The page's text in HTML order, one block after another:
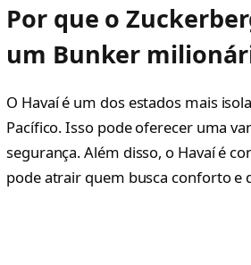
Por que o
um Bunker
O Havaí é um dos estados mais
Pacífico. Isso pode oferecer uma
segurança. Além disso, o Havaí é
pode atrair quem busca conforto e